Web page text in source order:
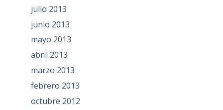
julio 2013
junio 2013
mayo 2013
abril 2013
marzo 2013
febrero 2013
octubre 2012